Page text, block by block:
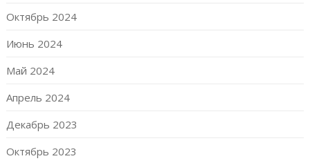
Октябрь 2024
Июнь 2024
Май 2024
Апрель 2024
Декабрь 2023
Октябрь 2023